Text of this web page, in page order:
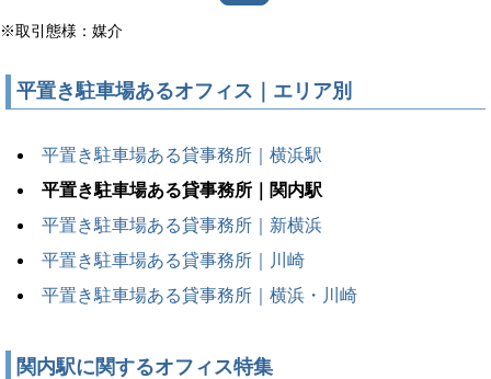
※取引態様：媒介
平置き駐車場あるオフィス｜エリア別
平置き駐車場ある貸事務所｜横浜駅
平置き駐車場ある貸事務所｜関内駅
平置き駐車場ある貸事務所｜新横浜
平置き駐車場ある貸事務所｜川崎
平置き駐車場ある貸事務所｜横浜・川崎
関内駅に関するオフィス特集